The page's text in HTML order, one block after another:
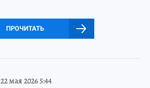
ПРОЧИТАТЬ
22 мая 2026 5:44